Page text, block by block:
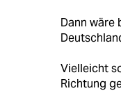
Dann wäre
Vielleicht
Richtung